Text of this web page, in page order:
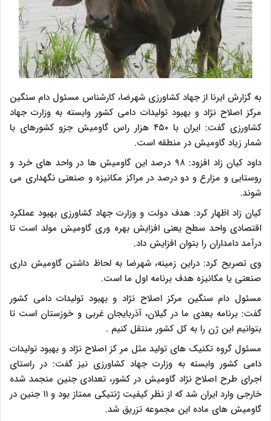
به گزارش ایرنا از جهاد کشاورزی شهرضا، کارشناس مسئول دام سنگین
مرکز اصلاح نژاد و بهبود تولیدات دامی کشور وابسته به وزارت جهاد
کشاورزی گفت: ایران با ۴۵۰ هزار راس گاومیش جزو کشورهای با
شمار زیاد گاومیش در منطقه است.
داود کیان زاد افزود: ۹۸ درصد این گاومیش ها در واحد های خرد و
روستایی و مزارع و دو درصد در مراکز مکانیزه و صنعتی نگهداری می
شوند.
کیان زاد اظهار کرد: هدف دولت و وزارت جهاد کشاورزی بهبود عملکرد
اقتصادی واحد سطح یعنی افزایش بهره وری گاومیش مولد است تا
درآمد دامداران را بتوان افزایش داد.
وی تصریح کرد: دراین زمینه، شهرضا به لحاظ داشتن گاومیش داری
صنعتی یا مکانیزه هدف برنامه اول ما است.
مسئول دام سنگین مرکز اصلاح نژاد و بهبود تولیدات دامی کشور
گفت: برنامه بعدی ما در گیلان، آذربایجان غربی و خوزستان است تا
بتوانیم این ژن را به کل کشور منتقل کنیم .
مسئول گروه تکنیک های تولید مثل مر کز اصلاح نژاد و بهبود تولیدات
دامی کشور وابسته به وزارت جهاد کشاورزی نیز گفت: در راستای
اجرای طرح اصلاح نژاد گاومیش در کشور، تعدادی جنین منجمد شده
خارجی وارد ایران شد که از نظر کیفیت ژنتیکی ممتاز بود و ۱۱ جنین در
گاومیش های ماده این مجموعه تزریق شد.